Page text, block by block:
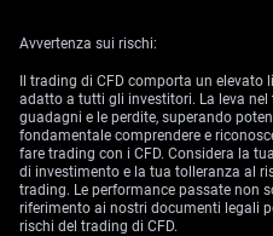
Avvertenza sui rischi:
Il trading di CFD comporta un elevato
adatto a tutti gli investitori. La leva
guadagni e le perdite, superando
fondamentale comprendere e
fare trading con i CFD. Considera la
di investimento e la tua tolleranza al
trading. Le performance passate non
riferimento ai nostri documenti legali
rischi del trading di CFD.